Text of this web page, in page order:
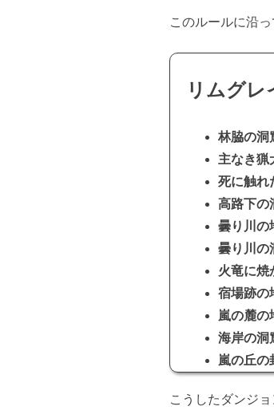
このルールに沿
リムグレ
林脇の洞
主なき猟
死に触れ
高路下の
曇り川の
曇り川の
火竜に焼
宿場跡の
嵐の麓の
海岸の洞
嵐の丘の
こうしたダンジ